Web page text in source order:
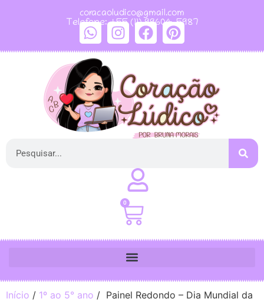
coracaoludico@gmail.com
Telefone: +55 (11) 99604-5987
0
Início / 1º ao 5° ano / Painel Redondo – Dia Mundial da